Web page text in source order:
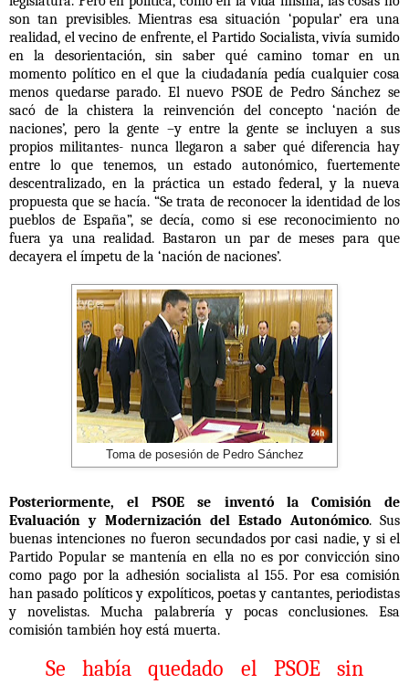
son tan previsibles. Mientras esa situación ‘popular’ era una
realidad, el vecino de enfrente, el Partido Socialista, vivía sumido
en la desorientación, sin saber qué camino tomar en un
momento político en el que la ciudadanía pedía cualquier cosa
menos quedarse parado. El nuevo PSOE de Pedro Sánchez se
sacó de la chistera la reinvención del concepto ‘nación de
naciones’, pero la gente –y entre la gente se incluyen a sus
propios militantes- nunca llegaron a saber qué diferencia hay
entre lo que tenemos, un estado autonómico, fuertemente
descentralizado, en la práctica un estado federal, y la nueva
propuesta que se hacía. “Se trata de reconocer la identidad de los
pueblos de España”, se decía, como si ese reconocimiento no
fuera ya una realidad. Bastaron un par de meses para que
decayera el ímpetu de la ‘nación de naciones’.
Toma de posesión de Pedro Sánchez
Posteriormente, el PSOE se inventó la Comisión de
Evaluación y Modernización del Estado Autonómico. Sus
buenas intenciones no fueron secundados por casi nadie, y si el
Partido Popular se mantenía en ella no es por convicción sino
como pago por la adhesión socialista al 155. Por esa comisión
han pasado políticos y expolíticos, poetas y cantantes, periodistas
y novelistas. Mucha palabrería y pocas conclusiones. Esa
comisión también hoy está muerta.
Se había quedado el PSOEsin